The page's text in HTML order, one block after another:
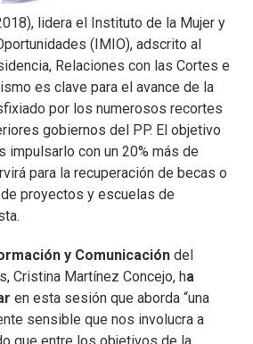
lidera el Instituto de la Mujer y
(IMIO), adscrito al
Relaciones con las Cortes e
es clave para el avance de la
por los numerosos recortes
gobiernos del PP. El objetivo
impulsarlo con un 20% más de
para la recuperación de becas o
proyectos y escuelas de
y Comunicación del
Cristina Martínez Concejo, ha
en esta sesión que aborda “una
sensible que nos involucra a